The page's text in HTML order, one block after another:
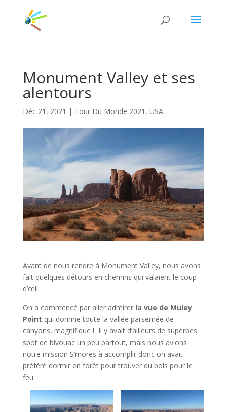
Monument Valley et ses
alentours
Déc 21, 2021 | Tour Du Monde 2021 , USA
Avant de nous rendre à Monument Valley, nous avons
fait quelques détours en chemins qui valaient le coup
d’œil.
On a commencé par aller admirer la vue de Muley
Point qui domine toute la vallée parsemée de
canyons, magnifique ! Il y avait d’ailleurs de superbes
spot de bivouac un peu partout, mais nous avions
notre mission S’mores à accomplir donc on avait
préféré dormir en forêt pour trouver du bois pour le
feu.